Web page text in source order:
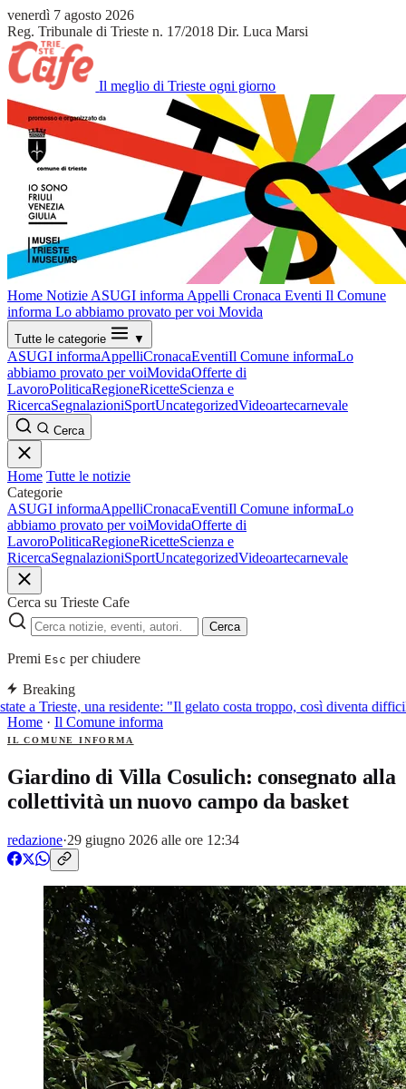
venerdì 7 agosto 2026
Reg. Tribunale di Trieste n. 17/2018 Dir. Luca Marsi
Il meglio di Trieste ogni giorno
Home Notizie ASUGI informa Appelli Cronaca Eventi Il Comune
informa Lo abbiamo provato per voi Movida
Tutte le categorie ▼
ASUGI informaAppelliCronacaEventiIl Comune informaLo
abbiamo provato per voiMovidaOfferte di
LavoroPoliticaRegioneRicetteScienza e
RicercaSegnalazioniSportUncategorizedVideoartecarnevale
Cerca
Home Tutte le notizie
Categorie
ASUGI informaAppelliCronacaEventiIl Comune informaLo
abbiamo provato per voiMovidaOfferte di
LavoroPoliticaRegioneRicetteScienza e
RicercaSegnalazioniSportUncategorizedVideoartecarnevale
Cerca su Trieste Cafe
Cerca
Premi Esc per chiudere
Breaking
a Trieste, una residente: "Il gelato costa troppo, così diventa
Home · Il Comune informa
IL COMUNE INFORMA
Giardino di Villa Cosulich: consegnato alla
collettività un nuovo campo da basket
redazione·29 giugno 2026 alle ore 12:34